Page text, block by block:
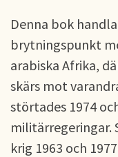
Denna bok
brytningspunkt
arabiska Afrika,
skärs mot
störtades 1974
militärregeringar.
krig 1963 och